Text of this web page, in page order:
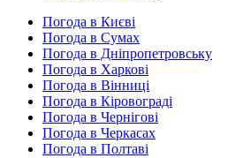
Погода в Києві
Погода в Сумах
Погода в Дніпропетровську
Погода в Харкові
Погода в Вінниці
Погода в Кіровограді
Погода в Чернігові
Погода в Черкасах
Погода в Полтаві